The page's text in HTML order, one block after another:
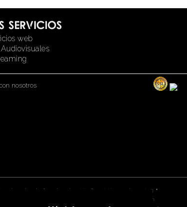
servicios
web
nosotros
en directo • postproducción • emisión en streaming •
emisión en